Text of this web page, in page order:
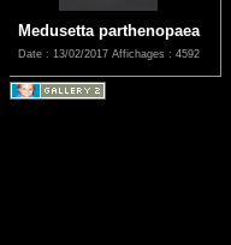
Medusetta parthenopaea
Date : 13/02/2017 Affichages : 4592